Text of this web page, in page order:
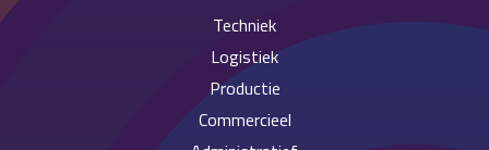
Techniek
Logistiek
Productie
Commercieel